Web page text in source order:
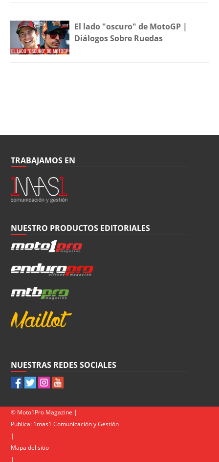
El lado "oscuro" de MotoGP |
Diálogos Sobre Ruedas
TRABAJAMOS EN
NUESTRO PRODUCTOS EDITORIALES
NUESTRAS REDES SOCIALES
© Moto1Pro Magazine |
Publica: 1mas1 Comunicación y Gestión
|
Mapa del sitio
|